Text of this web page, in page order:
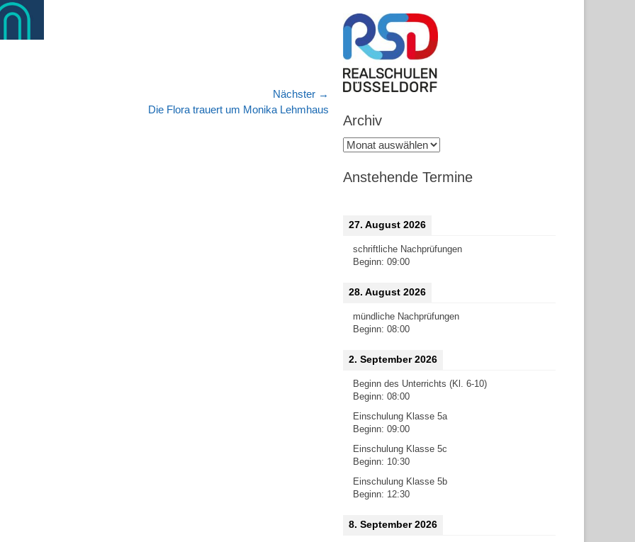
Nächster →
Die Flora trauert um Monika Lehmhaus
Archiv
Archiv
Anstehende Termine
27. August 2026
schriftliche Nachprüfungen
Beginn: 09:00
28. August 2026
mündliche Nachprüfungen
Beginn: 08:00
2. September 2026
Beginn des Unterrichts (Kl. 6-10)
Beginn: 08:00
Einschulung Klasse 5a
Beginn: 09:00
Einschulung Klasse 5c
Beginn: 10:30
Einschulung Klasse 5b
Beginn: 12:30
8. September 2026